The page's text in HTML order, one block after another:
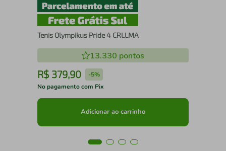
Tenis Olympikus Pride 4 CRLLMA
13.330 pontos
R$ 379,90 -5%
No pagamento com Pix
Adicionar ao carrinho